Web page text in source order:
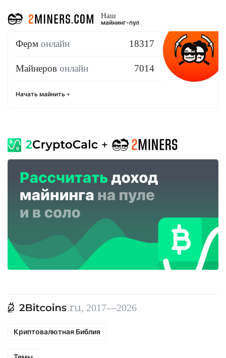
Наш
майнинг-пул
Ферм онлайн 18317
Майнеров онлайн 7014
Начать майнить
, 2017—2026
Криптовалютная Библия